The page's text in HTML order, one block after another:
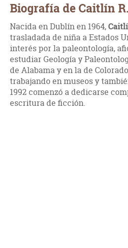
Biografía de Caitlín
Nacida en Dublín en 1964,
trasladada de niña a Estados
interés por la paleontología,
estudiar Geología y
de Alabama y en la de
trabajando en museos y
1992 comenzó a dedicarse
escritura de ficción.